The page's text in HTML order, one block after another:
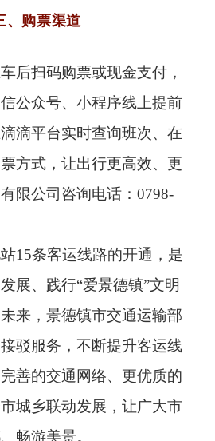
、购票渠道
后扫码购票或现金支付，
公众号、小程序线上提前
滴平台实时查询班次、在
方式，让出行更高效、更
限公司咨询电话：0798-
15条客运线路的开通，是
展、践行“爱景德镇”文明
来，景德镇市交通运输部
驳服务，不断提升客运线
善的交通网络、更优质的
城乡联动发展，让广大市
畅游美景。